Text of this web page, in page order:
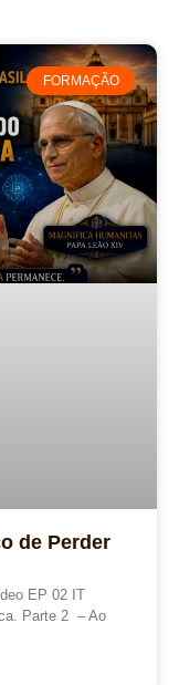
FORMAÇÃO
de Perder
EP 02 IT
Parte 2 – Ao